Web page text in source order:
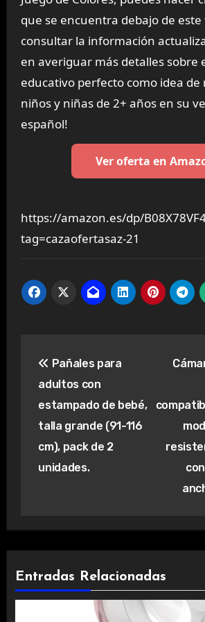
que se encuentra debajo de
consultar la información
en averiguar más detalles sobre
educativo perfecto como idea de
niños y niñas de 2+ años en su
español!
Ver oferta en
https://amazon.es/dp/
tag=cazaofertasaz-21
de
entradas
Pañales para
adultos con
estampado de bebé,
talla grande (91-116
cm), pack de 2
unidades.
Entradas Relacionadas